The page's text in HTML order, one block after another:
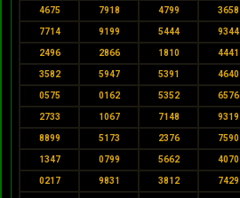
4675 7918 4799 3658
7714 9199 5444 9344
2496 2866 1810 4441
3582 5947 5391 4640
0575 0162 5352 6576
2733 1067 7148 9319
8899 5173 2376 7590
1347 0799 5662 4070
0217 9831 3812 7429